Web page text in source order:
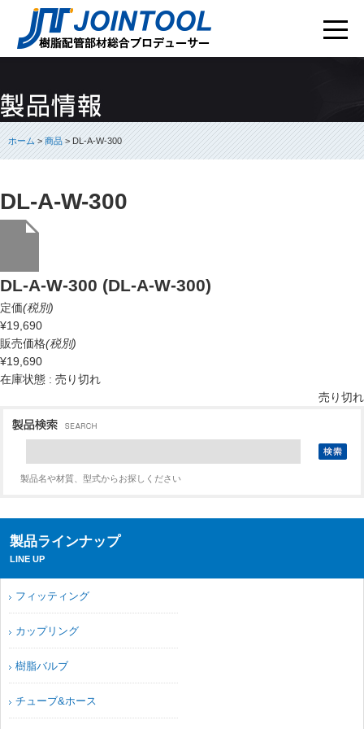
ホーム>商品> DL-A-W-300
DL-A-W-300
DL-A-W-300 (DL-A-W-300)
定価(税別)
¥19,690
販売価格(税別)
¥19,690
在庫状態 : 売り切れ
売り切れ
製品名や材質、型式からお探しください
製品ラインナップ
LINE UP
フィッティング
カップリング
樹脂バルブ
チューブ&ホース